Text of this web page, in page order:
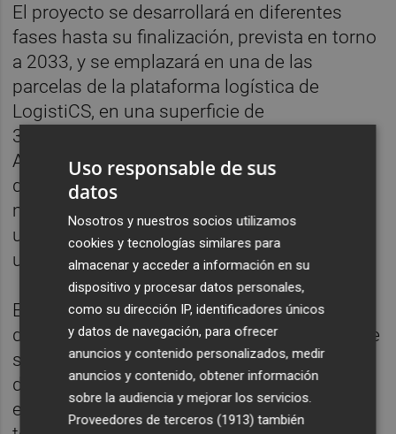
El proyecto se desarrollará en diferentes
fases hasta su finalización, prevista en torno
a 2033, y se emplazará en una de las
parcelas de la plataforma logística de
LogistiCS, en una superficie de
314.184 metros cuadrados. Al respecto, el
Ayuntamiento impulsa actualmente el
desarrollo urbanístico de
mismo tiempo, Ignis contará también con
una extensión en el puerto de Castelló para
una planta de almacenamiento.
El amoníaco verde que se produzca se
destinará a una doble vía: como combustible
sostenible para barcos y para la
descarbonización de procesos industriales
en Europa. En este sentido, las nuevas
Uso responsable de sus
datos
Nosotros y nuestros socios utilizamos
cookies y tecnologías similares para
almacenar y acceder a información en su
dispositivo y procesar datos personales,
como su dirección IP, identificadores únicos
y datos de navegación, para ofrecer
anuncios y contenido personalizados, medir
anuncios y contenido, obtener información
sobre la audiencia y mejorar los servicios.
Proveedores de terceros (1913) también